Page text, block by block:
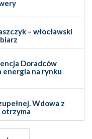
– włocławski
Doradców
energia na rynku
Wdowa z
otrzyma